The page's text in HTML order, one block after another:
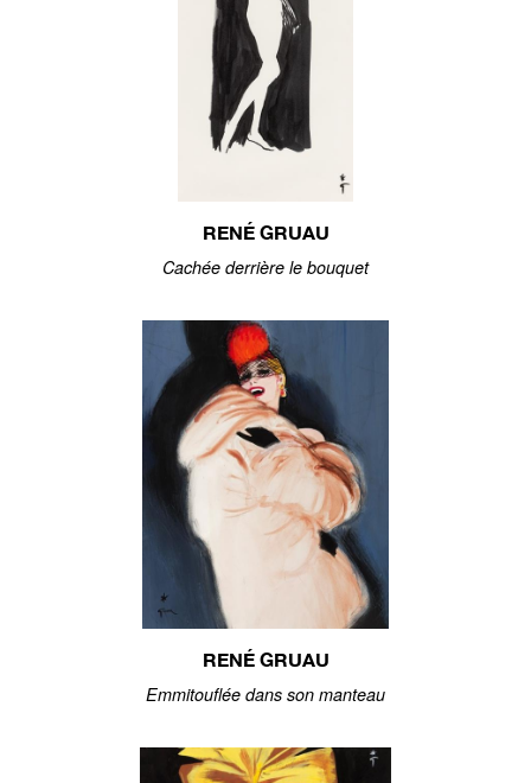
RENÉ GRUAU
Cachée derrière le bouquet
RENÉ GRUAU
Emmitouflée dans son manteau